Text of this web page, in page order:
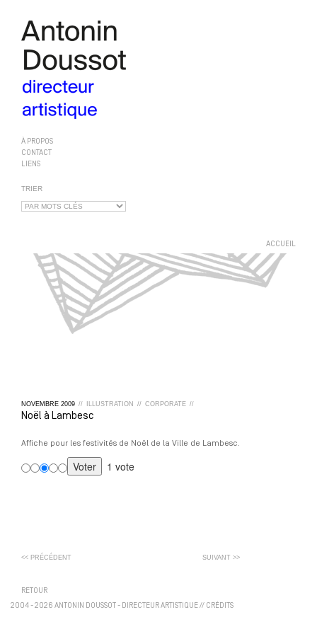
À PROPOS
CONTACT
LIENS
TRIER
ACCUEIL
NOVEMBRE 2009 // ILLUSTRATION // CORPORATE //
Noël à Lambesc
Affiche pour les festivités de Noël de la Ville de Lambesc.
1 vote
<< PRÉCÉDENT SUIVANT >>
RETOUR
2004 - 2026 ANTONIN DOUSSOT - DIRECTEUR ARTISTIQUE// CRÉDITS